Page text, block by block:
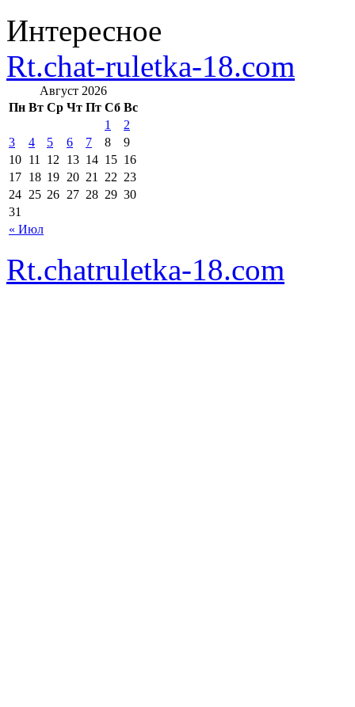
Интересное
Rt.chat-ruletka-18.com
Август 2026
Пн Вт Ср Чт Пт Сб Вс
« Июл
1
2
3
4 5 6 7 8
9
10 11 12 13 14 15 16
17 18 19 20 21 22 23
24 25 26 27 28 29 30
31
Rt.chatruletka-18.com